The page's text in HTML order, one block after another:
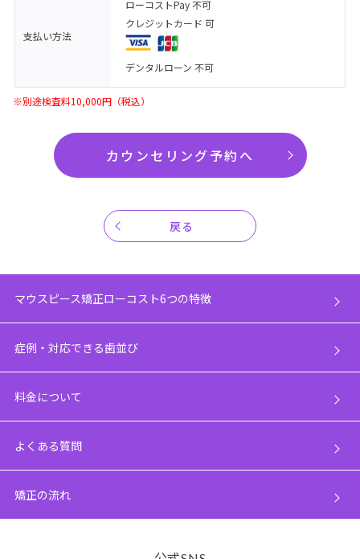
支払い方法
ローコストPay 不可
クレジットカード 可
デンタルローン 不可
※別途検査料10,000円（税込）
カウンセリング予約へ
戻る
マウスピース矯正ローコスト6つの特徴
症例・対応できる歯並び
料金について
よくある質問
矯正の流れ